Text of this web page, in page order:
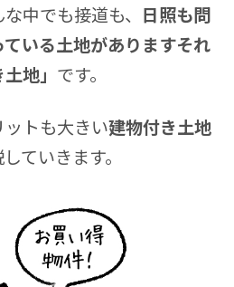
中でも接道も、 日照も問
いる土地がありますそれ
地」 です。
トも大きい建物付き土地
ていきます。